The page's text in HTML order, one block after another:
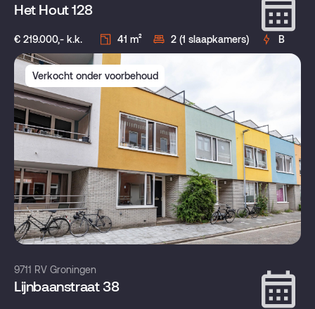
Het Hout 128
€ 219.000,- k.k. 41 m² 2 (1 slaapkamers) B
Verkocht onder voorbehoud
9711 RV Groningen
Lijnbaanstraat 38